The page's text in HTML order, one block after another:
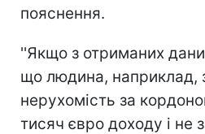
пояснення.
''Якщо з отриманих
що людина, наприклад,
нерухомість за
тисяч євро доходу і не